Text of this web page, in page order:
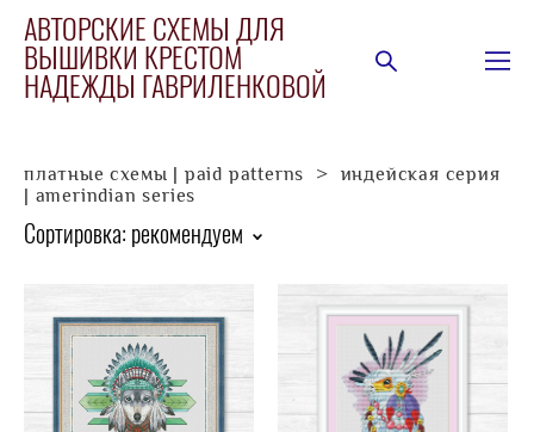
АВТОРСКИЕ СХЕМЫ ДЛЯ
ВЫШИВКИ КРЕСТОМ
НАДЕЖДЫ ГАВРИЛЕНКОВОЙ
платные схемы | paid patterns >
индейская серия
| amerindian series
Сортировка: рекомендуем